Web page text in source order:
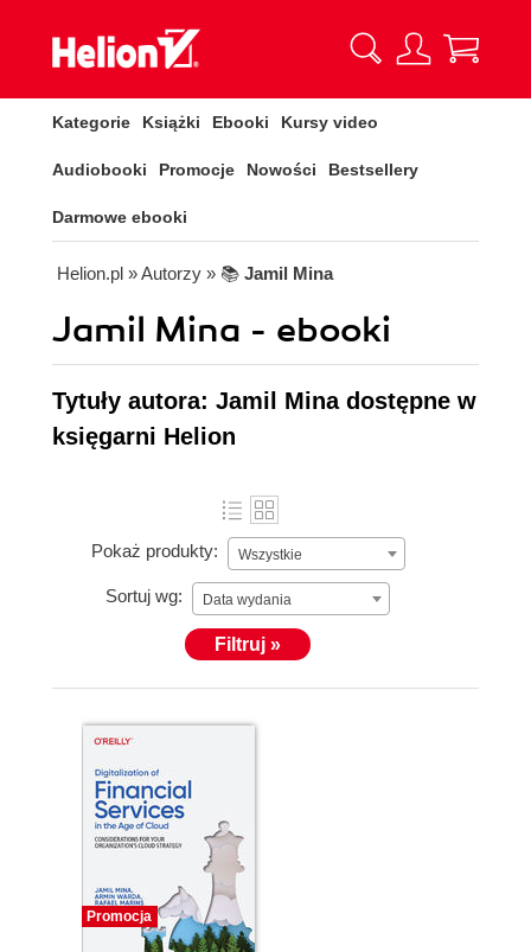
Kategorie Książki Ebooki Kursy video
Audiobooki Promocje Nowości Bestsellery
Darmowe ebooki
Helion.pl » Autorzy » 📚 Jamil Mina
Jamil Mina - ebooki
Tytuły autora: Jamil Mina dostępne w
księgarni Helion
Pokaż produkty: Wszystkie
Sortuj wg: Data wydania
Filtruj »
Promocja